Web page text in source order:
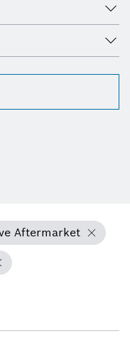
Aftermarket